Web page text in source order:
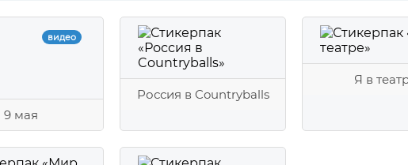
видео
9 мая
Россия в Countryballs
Я в